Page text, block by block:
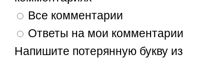
Все комментарии
Ответы на мои комментарии
Напишите потерянную букву из